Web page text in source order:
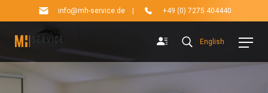
info@mh-service.de +49 (0) 7275 404440
English